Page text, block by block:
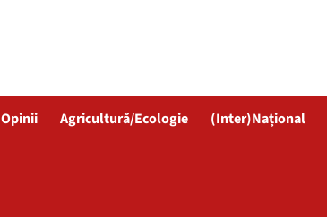
Opinii Agricultură/Ecologie (Inter)Național